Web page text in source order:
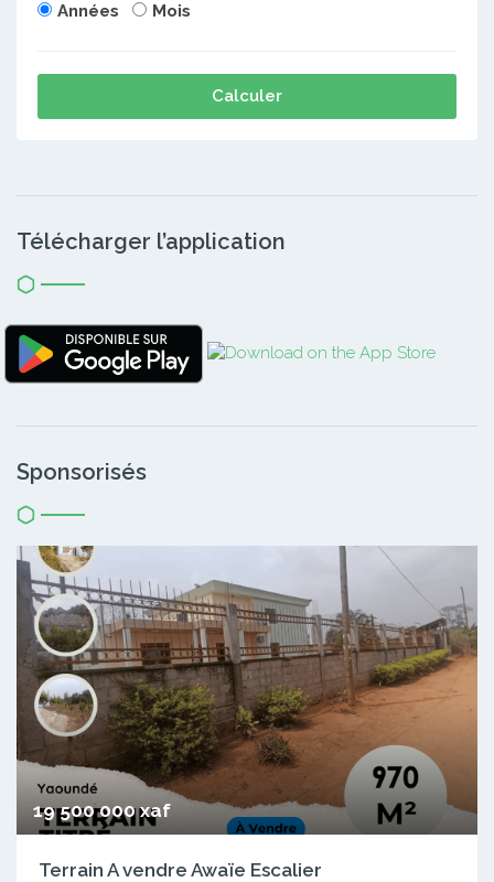
Années Mois
Calculer
Télécharger l’application
Sponsorisés
19 500 000 xaf
Terrain A vendre Awaïe Escalier